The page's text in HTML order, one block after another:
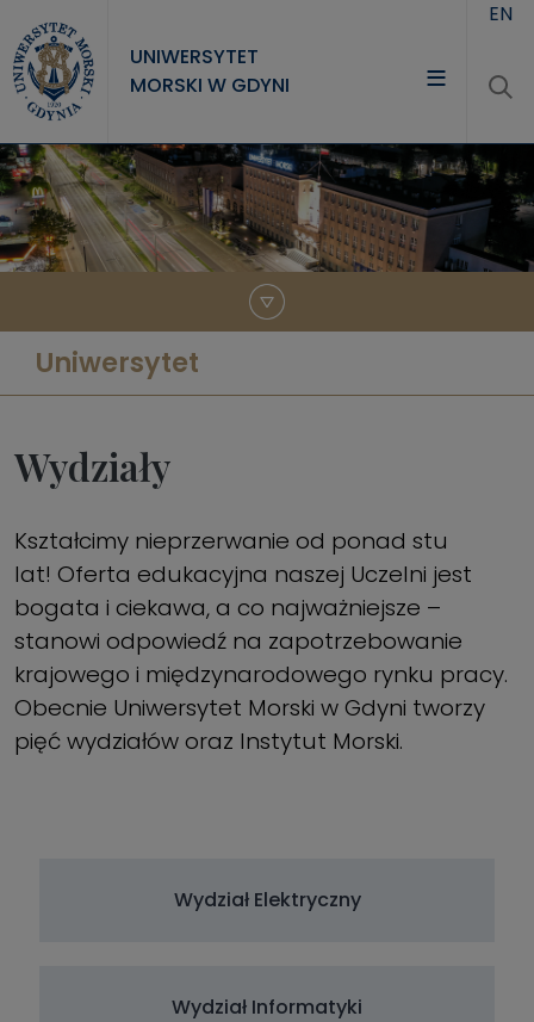
UNIWERSYTET
MORSKI W GDYNI
UNIWERSYTET
STUDIA
NAUKA
EN
Uniwersytet
Wydziały
Kształcimy nieprzerwanie od ponad stu
lat! Oferta edukacyjna naszej Uczelni jest
bogata i ciekawa, a co najważniejsze –
stanowi odpowiedź na zapotrzebowanie
krajowego i międzynarodowego rynku pracy.
Obecnie Uniwersytet Morski w Gdyni tworzy
pięć wydziałów oraz Instytut Morski.
Wydział Elektryczny
Wydział Informatyki